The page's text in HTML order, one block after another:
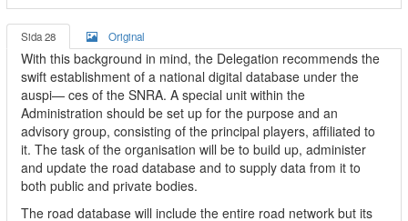
Sida 28 Original
With this background in mind, the Delegation recommends the
swift establishment of a national digital database under the
auspi— ces of the SNRA. A special unit within the
Administration should be set up for the purpose and an
advisory group, consisting of the principal players, affiliated to
it. The task of the organisation will be to build up, administer
and update the road database and to supply data from it to
both public and private bodies.
The road database will include the entire road network but its